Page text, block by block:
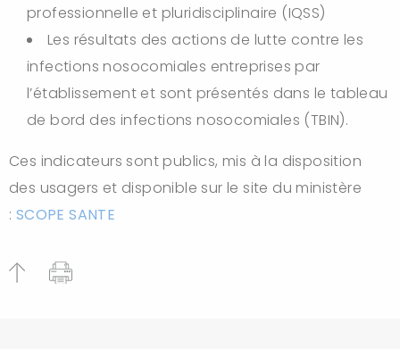
professionnelle et pluridisciplinaire (IQSS)
Les résultats des actions de lutte contre les
infections nosocomiales entreprises par
l’établissement et sont présentés dans le tableau
de bord des infections nosocomiales (TBIN).
Ces indicateurs sont publics, mis à la disposition
des usagers et disponible sur le site du ministère
: SCOPE SANTE